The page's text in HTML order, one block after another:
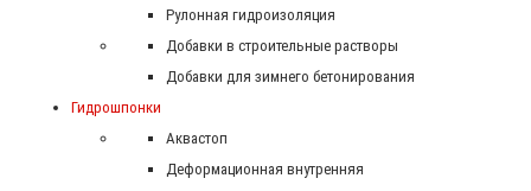
Рулонная гидроизоляция
Добавки в строительные растворы
Добавки для зимнего бетонирования
Гидрошпонки
Аквастоп
Деформационная внутренняя